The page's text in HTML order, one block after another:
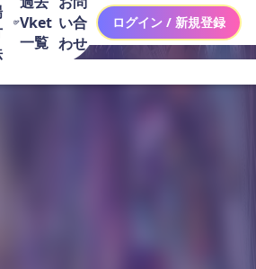
Vket
一覧
い合
わせ
ログイン / 新規登録